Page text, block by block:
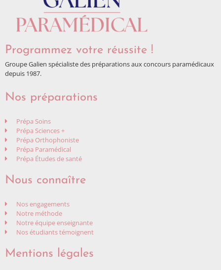
Programmez votre réussite !
Groupe Galien spécialiste des préparations aux concours paramédicaux
depuis 1987.
Nos préparations
Prépa Soins
Prépa Sciences +
Prépa Orthophoniste
Prépa Paramédical
Prépa Études de santé
Nous connaître
Nos engagements
Notre méthode
Notre équipe enseignante
Nos étudiants témoignent
Mentions légales